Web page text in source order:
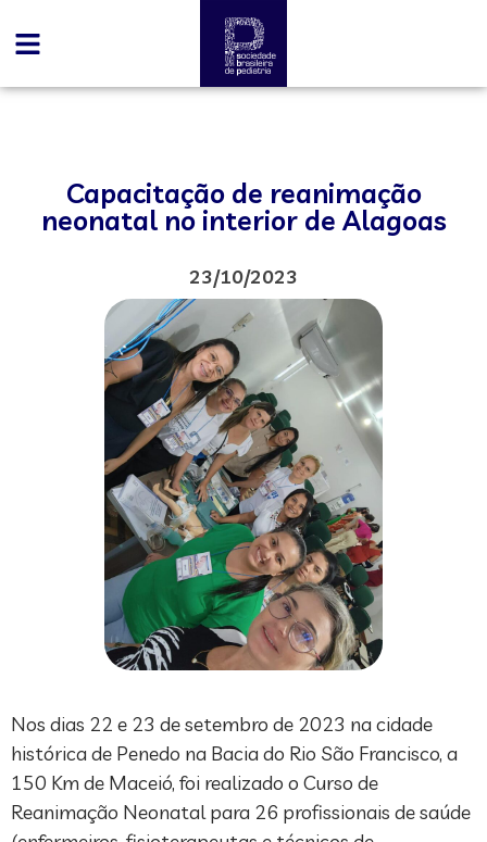
Capacitação de reanimação
neonatal no interior de Alagoas
23/10/2023
Nos dias 22 e 23 de setembro de 2023 na cidade
histórica de Penedo na Bacia do Rio São Francisco, a
150 Km de Maceió, foi realizado o Curso de
Reanimação Neonatal para 26 profissionais de saúde